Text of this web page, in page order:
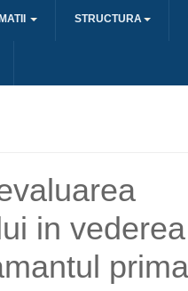
STRUCTURA
in vederea